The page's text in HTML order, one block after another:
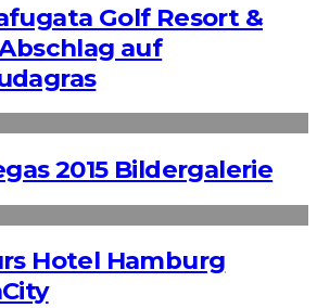
Golf Resort &
Abschlag auf
2015 Bildergalerie
Hotel Hamburg